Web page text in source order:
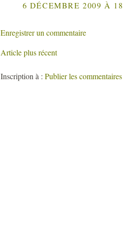
6 DÉCEMBRE 2009 À
Enregistrer un commentaire
Article plus récent
Inscription à : Publier les